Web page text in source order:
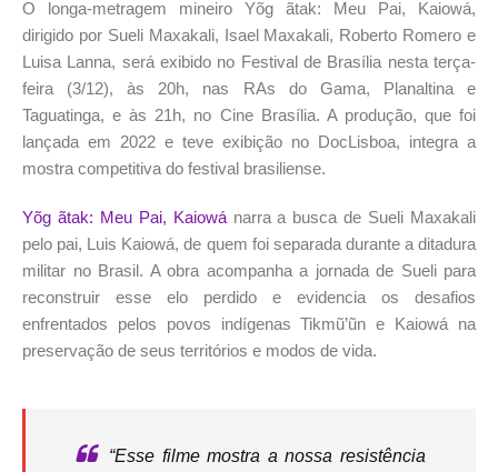
O longa-metragem mineiro Yõg ãtak: Meu Pai, Kaiowá,
dirigido por Sueli Maxakali, Isael Maxakali, Roberto Romero e
Luisa Lanna, será exibido no Festival de Brasília nesta terça-
feira (3/12), às 20h, nas RAs do Gama, Planaltina e
Taguatinga, e às 21h, no Cine Brasília. A produção, que foi
lançada em 2022 e teve exibição no DocLisboa, integra a
mostra competitiva do festival brasiliense.
Yõg ãtak: Meu Pai, Kaiowánarra a busca de Sueli Maxakali
pelo pai, Luis Kaiowá, de quem foi separada durante a ditadura
militar no Brasil. A obra acompanha a jornada de Sueli para
reconstruir esse elo perdido e evidencia os desafios
enfrentados pelos povos indígenas Tikmũ’ũn e Kaiowá na
preservação de seus territórios e modos de vida.
“Esse filme mostra a nossa resistência